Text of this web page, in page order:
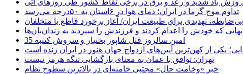
وزش باد شدید و رعد و برق در برخی نقاط کشور طی روزهای آتی
تداوم موج گرما در ایران؛ دمای هوا در ۶استان به ۵۰درجه می‌رسد
بی‌ضابطه، تهدیدی برای طبیعت ایران/ آغاز برخورد قاطع با متخلفان
بهایی که خودش را اعدام کردند و فرزندش را سپردند به زندان‌بان‌ها
35 امین سالروز قتل شاپور بختیار و سروش کتیبه
یکی از کهن‌ترین آیین‌های ازدواج جهان هنوز در ایران زنده است
تهران: توافق با عمان به معنای بازگشایی تنگه هرمز نیست
خبر «وخامت حال» مجتبی خامنه‌ای در بالاترین سطوح نظام